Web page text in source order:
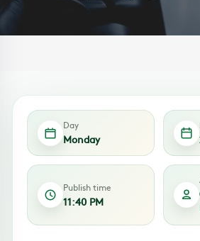
Day
Monday
Publish time
11:40 PM